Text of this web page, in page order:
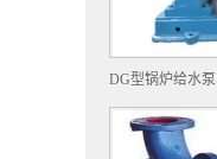
DG型锅炉给水泵